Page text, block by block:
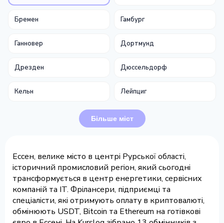
Бремен Гамбург
Ганновер Дортмунд
Дрезден Дюссельдорф
Кельн Лейпциг
Більше міст
Ессен, велике місто в центрі Рурської області,
історичний промисловий регіон, який сьогодні
трансформується в центр енергетики, сервісних
компаній та IT. Фрілансери, підприємці та
спеціалісти, які отримують оплату в криптовалюті,
обмінюють USDT, Bitcoin та Ethereum на готівкові